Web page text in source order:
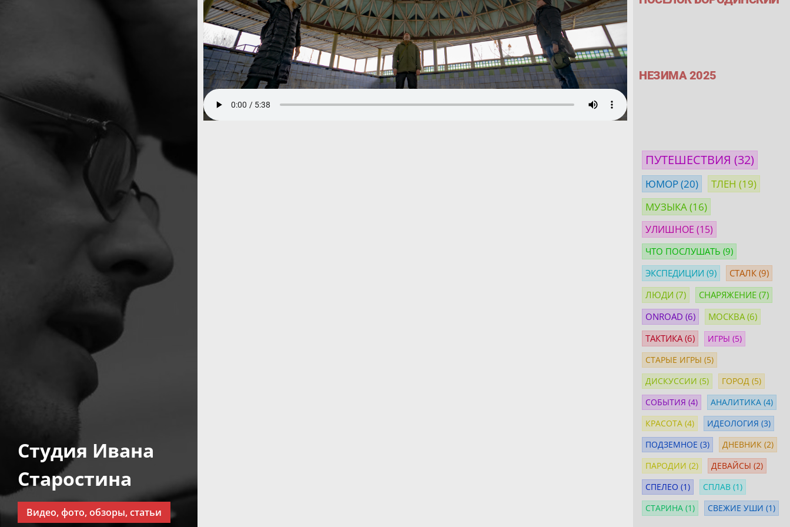
Студия Ивана
Старостина
Видео, фото, обзоры, статьи
НЕЗИМА 2025
ПУТЕШЕСТВИЯ (32)
ЮМОР(20) ТЛЕН (19)
МУЗЫКА(16)
УЛИШНОЕ (15)
ЧТО ПОСЛУШАТЬ (9)
ЭКСПЕДИЦИИ (9) СТАЛК (9)
ЛЮДИ (7) СНАРЯЖЕНИЕ (7)
ONROAD (6) МОСКВА(6)
ТАКТИКА(6) ИГРЫ (5)
СТАРЫЕ ИГРЫ (5)
ДИСКУССИИ (5) ГОРОД (5)
СОБЫТИЯ (4) АНАЛИТИКА (4)
КРАСОТА (4) ИДЕОЛОГИЯ (3)
ПОДЗЕМНОЕ (3) ДНЕВНИК (2)
ПАРОДИИ (2) ДЕВАЙСЫ (2)
СПЕЛЕО (1) СПЛАВ (1)
СТАРИНА (1) СВЕЖИЕ УШИ (1)